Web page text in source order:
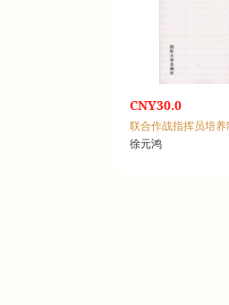
CNY30.0
联合作战指挥员培
徐元鸿